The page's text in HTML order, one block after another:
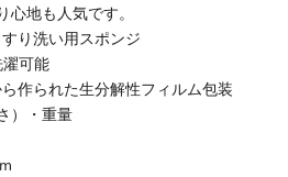
心地も人気です。
り洗い用スポンジ
可能
作られた生分解性フィルム包装
）・重量